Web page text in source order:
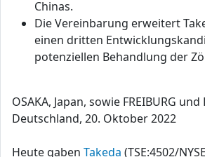
Chinas.
Die Vereinbarung erweitert
einen dritten
potenziellen Behandlung der
OSAKA, Japan, sowie FREIBURG und
Deutschland, 20. Oktober 2022
Heute gaben Takeda (TSE:4502/